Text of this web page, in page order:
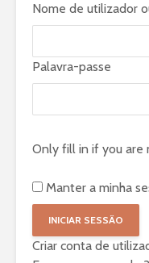
Nome de utilizador
Palavra-passe
Only fill in if you are
Manter a minha
Criar conta de